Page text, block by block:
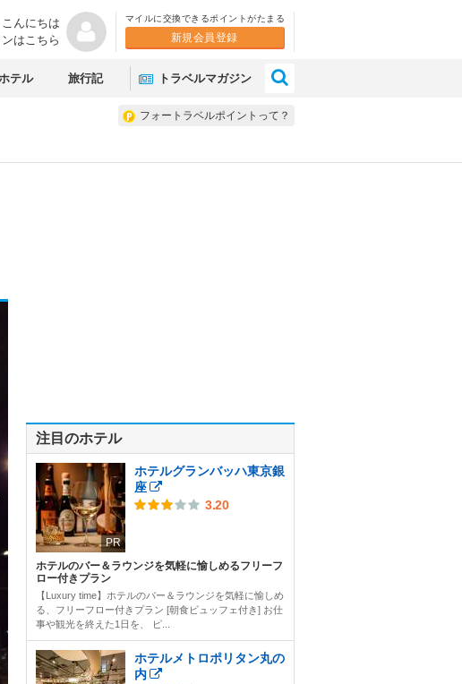
こんにちは
はこちら
マイルに交換できるポイントがたまる
新規会員登録
テル 旅行記 トラベルマガジン
フォートラベルポイントって？
注目のホテル
PR
ホテルグランバッハ東京銀
座
3.20
ホテルのバー＆ラウンジを気軽に愉しめるフリーフ
ロー付きプラン
【Luxury time】ホテルのバー＆ラウンジを気軽に愉しめ
る、フリーフロー付きプラン [朝食ビュッフェ付き] お仕
事や観光を終えた1日を、 ピ...
ホテルメトロポリタン丸の
内